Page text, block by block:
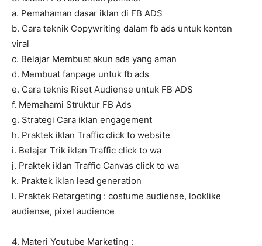
a. Pemahaman dasar iklan di FB ADS
b. Cara teknik Copywriting dalam fb ads untuk konten
viral
c. Belajar Membuat akun ads yang aman
d. Membuat fanpage untuk fb ads
e. Cara teknis Riset Audiense untuk FB ADS
f. Memahami Struktur FB Ads
g. Strategi Cara iklan engagement
h. Praktek iklan Traffic click to website
i. Belajar Trik iklan Traffic click to wa
j. Praktek iklan Traffic Canvas click to wa
k. Praktek iklan lead generation
l. Praktek Retargeting : costume audiense, looklike
audiense, pixel audience
4. Materi Youtube Marketing :